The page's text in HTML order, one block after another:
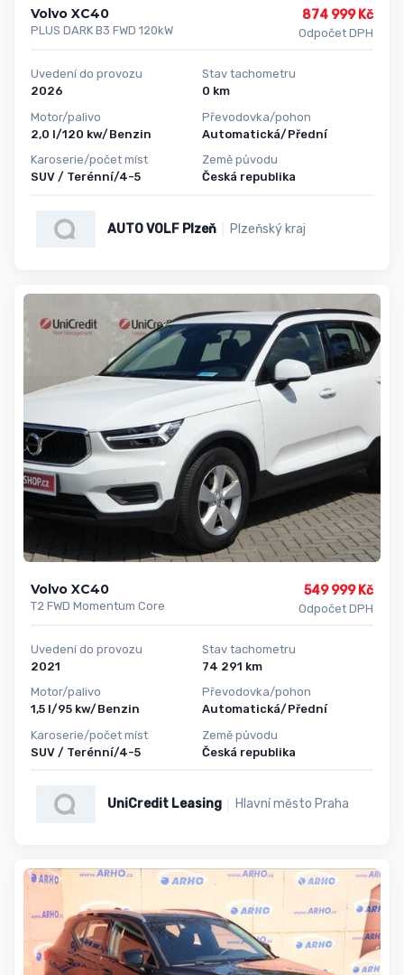
Volvo XC40
PLUS DARK B3 FWD 120kW
874 999 Kč
Odpočet DPH
Uvedení do provozu
2026
Motor/palivo
2,0 l/120 kw/Benzin
Karoserie/počet míst
SUV / Terénní/4-5
Stav tachometru
0 km
Převodovka/pohon
Automatická/Přední
Země původu
Česká republika
AUTO VOLF Plzeň Plzeňský kraj
Volvo XC40
T2 FWD Momentum Core
549 999 Kč
Odpočet DPH
Uvedení do provozu
2021
Motor/palivo
1,5 l/95 kw/Benzin
Karoserie/počet míst
SUV / Terénní/4-5
Stav tachometru
74 291 km
Převodovka/pohon
Automatická/Přední
Země původu
Česká republika
UniCredit Leasing Hlavní město Praha